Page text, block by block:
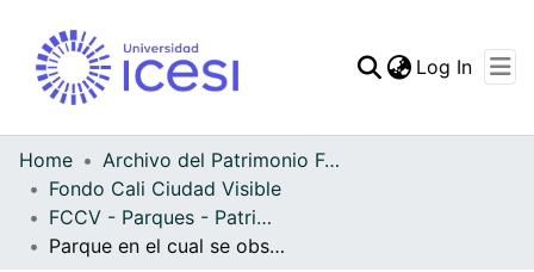
Log In
Home
Archivo del Patrimonio Fotográfico y Fílmico del Valle del Cauca
Fondo Cali Ciudad Visible
FCCV - Parques - Patrimonial
Parque en el cual se observan escolares divirtiéndose